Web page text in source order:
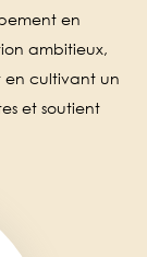
en
ambitieux,
en cultivant un
et soutient